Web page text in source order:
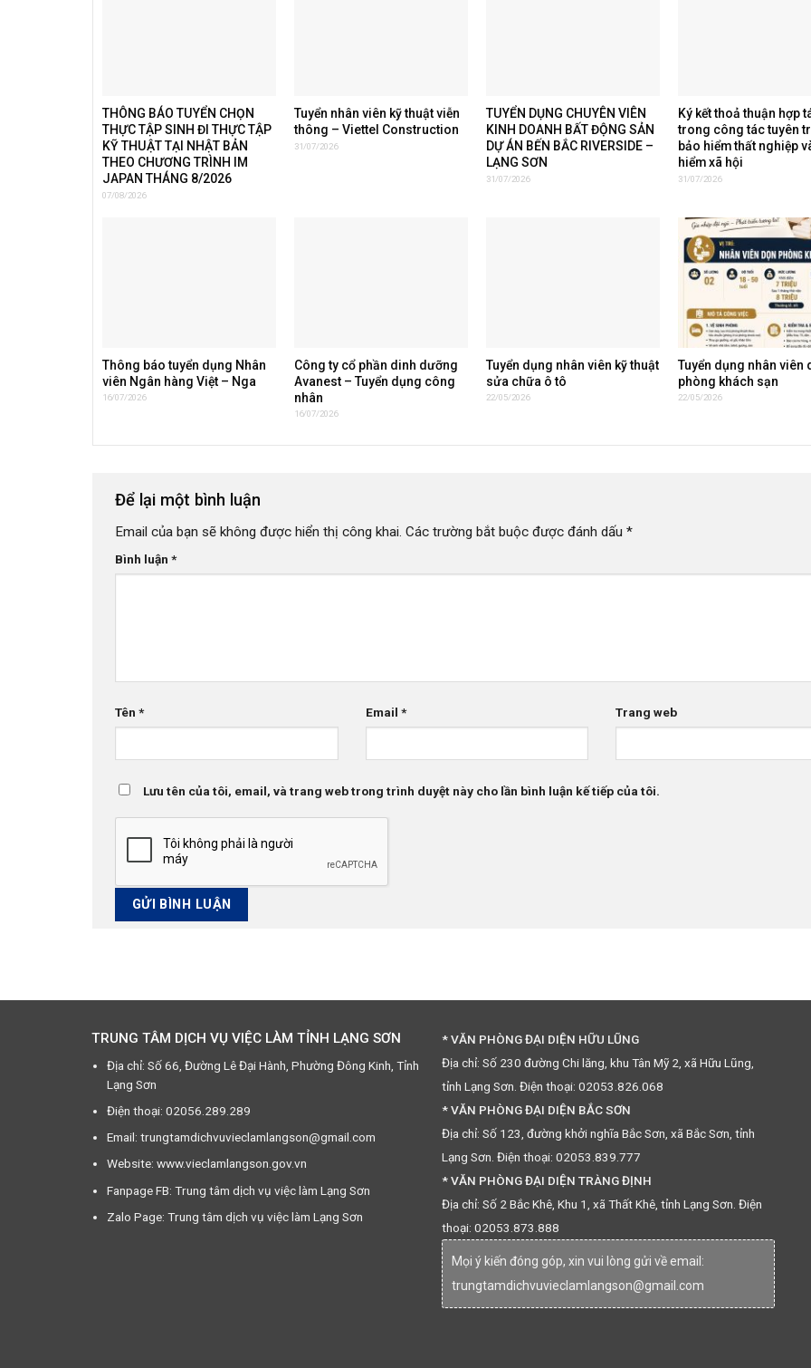
THÔNG BÁO TUYỂN CHỌN
THỰC TẬP SINH ĐI THỰC TẬP
KỸ THUẬT TẠI NHẬT BẢN
THEO CHƯƠNG TRÌNH IM
JAPAN THÁNG 8/2026
07/08/2026
Tuyển nhân viên kỹ thuật viễn
thông – Viettel Construction
31/07/2026
TUYỂN DỤNG CHUYÊN VIÊN
KINH DOANH BẤT ĐỘNG SẢN
DỰ ÁN BẾN BẮC RIVERSIDE –
LẠNG SƠN
31/07/2026
Ký kết thoả thuận hợp
trong công tác tuyên
bảo hiểm thất nghiệp
hiểm xã hội
31/07/2026
Thông báo tuyển dụng Nhân
viên Ngân hàng Việt – Nga
16/07/2026
Công ty cổ phần dinh dưỡng
Avanest – Tuyển dụng công
nhân
16/07/2026
Tuyển dụng nhân viên kỹ thuật
sửa chữa ô tô
22/05/2026
Tuyển dụng nhân viên
phòng khách sạn
22/05/2026
Để lại một bình luận
Email của bạn sẽ không được hiển thị công khai. Các trường bắt buộc được đánh dấu *
Bình luận *
Tên * Email * Trang web
Lưu tên của tôi, email, và trang web trong trình duyệt này cho lần bình luận kế tiếp của tôi.
TRUNG TÂM DỊCH VỤ VIỆC LÀM TỈNH LẠNG SƠN
Địa chỉ: Số 66, Đường Lê Đại Hành, Phường Đông Kinh, Tỉnh
Lạng Sơn
Điện thoại: 02056.289.289
Email: trungtamdichvuvieclamlangson@gmail.com
Website: www.vieclamlangson.gov.vn
Fanpage FB: Trung tâm dịch vụ việc làm Lạng Sơn
Zalo Page: Trung tâm dịch vụ việc làm Lạng Sơn
* VĂN PHÒNG ĐẠI DIỆN HỮU LŨNG
Địa chỉ: Số 230 đường Chi lăng, khu Tân Mỹ 2, xã Hữu Lũng,
tỉnh Lạng Sơn. Điện thoại: 02053.826.068
* VĂN PHÒNG ĐẠI DIỆN BẮC SƠN
Địa chỉ: Số 123, đường khởi nghĩa Bắc Sơn, xã Bắc Sơn, tỉnh
Lạng Sơn. Điện thoại: 02053.839.777
* VĂN PHÒNG ĐẠI DIỆN TRÀNG ĐỊNH
Địa chỉ: Số 2 Bắc Khê, Khu 1, xã Thất Khê, tỉnh Lạng Sơn. Điện
thoại: 02053.873.888
Mọi ý kiến đóng góp, xin vui lòng gửi về email:
trungtamdichvuvieclamlangson@gmail.com